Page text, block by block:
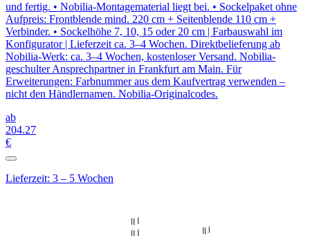
und fertig. • Nobilia-Montagematerial liegt bei. • Sockelpaket ohne
Aufpreis: Frontblende mind. 220 cm + Seitenblende 110 cm +
Verbinder. • Sockelhöhe 7, 10, 15 oder 20 cm | Farbauswahl im
Konfigurator | Lieferzeit ca. 3–4 Wochen. Direktbelieferung ab
Nobilia-Werk: ca. 3–4 Wochen, kostenloser Versand. Nobilia-
geschulter Ansprechpartner in Frankfurt am Main. Für
Erweiterungen: Farbnummer aus dem Kaufvertrag verwenden –
nicht den Händlernamen. Nobilia-Originalcodes.
ab
204.27
€
Lieferzeit: 3 – 5 Wochen